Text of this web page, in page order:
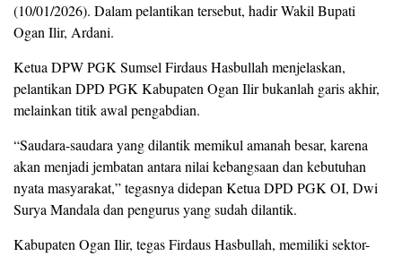
(10/01/2026). Dalam pelantikan tersebut, hadir Wakil Bupati
Ogan Ilir, Ardani.
Ketua DPW PGK Sumsel Firdaus Hasbullah menjelaskan,
pelantikan DPD PGK Kabupaten Ogan Ilir bukanlah garis akhir,
melainkan titik awal pengabdian.
“Saudara-saudara yang dilantik memikul amanah besar, karena
akan menjadi jembatan antara nilai kebangsaan dan kebutuhan
nyata masyarakat,” tegasnya didepan Ketua DPD PGK OI, Dwi
Surya Mandala dan pengurus yang sudah dilantik.
Kabupaten Ogan Ilir, tegas Firdaus Hasbullah, memiliki sektor-